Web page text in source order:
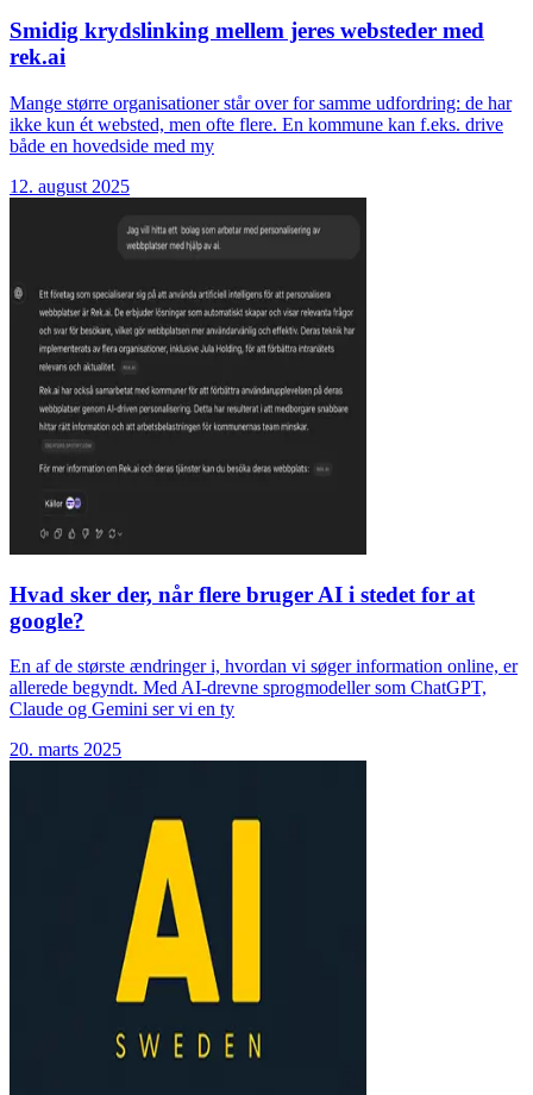
Smidig krydslinking mellem jeres websteder med
rek.ai
Mange større organisationer står over for samme udfordring: de har
ikke kun ét websted, men ofte flere. En kommune kan f.eks. drive
både en hovedside med my
12. august 2025
Hvad sker der, når flere bruger AI i stedet for at
google?
En af de største ændringer i, hvordan vi søger information online, er
allerede begyndt. Med AI-drevne sprogmodeller som ChatGPT,
Claude og Gemini ser vi en ty
20. marts 2025